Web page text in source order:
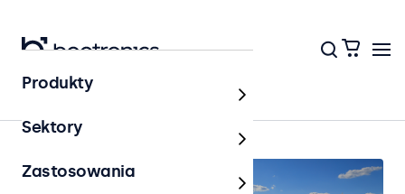
Strona główna
Produkty
Sektory
Zastosowania